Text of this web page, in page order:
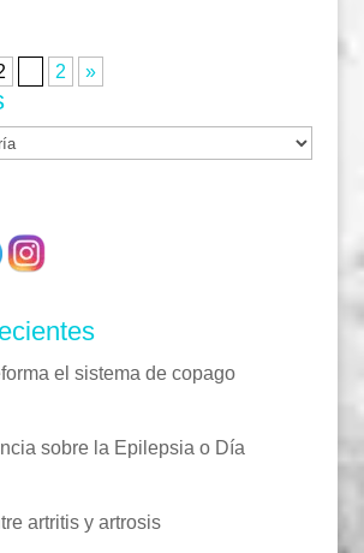
2 »
el sistema de copago
sobre la Epilepsia o Día
artritis y artrosis